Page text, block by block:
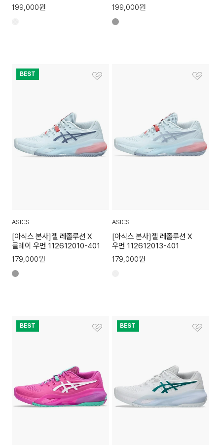
199,000원
199,000원
BEST
ASICS
[아식스 본사]젤 레졸루션 X
클레이 우먼 112612010-401
179,000원
ASICS
[아식스 본사]젤 레졸루션 X
우먼 112612013-401
179,000원
BEST BEST